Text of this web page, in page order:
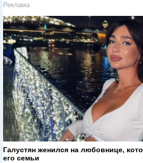
Реклама
Галустян женился на любовнице,
его семьи